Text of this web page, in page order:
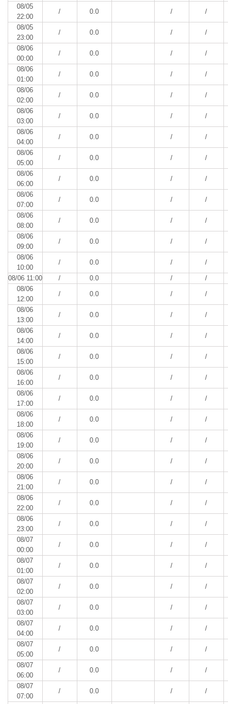
08/05
22:00
/ 0.0 / /
08/05
23:00
/ 0.0 / /
08/06
00:00
/ 0.0 / /
08/06
01:00
/ 0.0 / /
08/06
02:00
/ 0.0 / /
08/06
03:00
/ 0.0 / /
08/06
04:00
/ 0.0 / /
08/06
05:00
/ 0.0 / /
08/06
06:00
/ 0.0 / /
08/06
07:00
/ 0.0 / /
08/06
08:00
/ 0.0 / /
08/06
09:00
/ 0.0 / /
08/06
10:00
/ 0.0 / /
08/06 11:00 / 0.0 /
/
08/06
12:00
/ 0.0 / /
08/06
13:00
/ 0.0 / /
08/06
14:00
/ 0.0 / /
08/06
15:00
/ 0.0 / /
08/06
16:00
/ 0.0 / /
08/06
17:00
/ 0.0 / /
08/06
18:00
/ 0.0 / /
08/06
19:00
/ 0.0 / /
08/06
20:00
/ 0.0 / /
08/06
21:00
/ 0.0 / /
08/06
22:00
/ 0.0 / /
08/06
23:00
/ 0.0 / /
08/07
00:00
/ 0.0 / /
08/07
01:00
/ 0.0 / /
08/07
02:00
/ 0.0 / /
08/07
03:00
/ 0.0 / /
08/07
04:00
/ 0.0 / /
08/07
05:00
/ 0.0 / /
08/07
06:00
/ 0.0 / /
08/07
07:00
/ 0.0 / /